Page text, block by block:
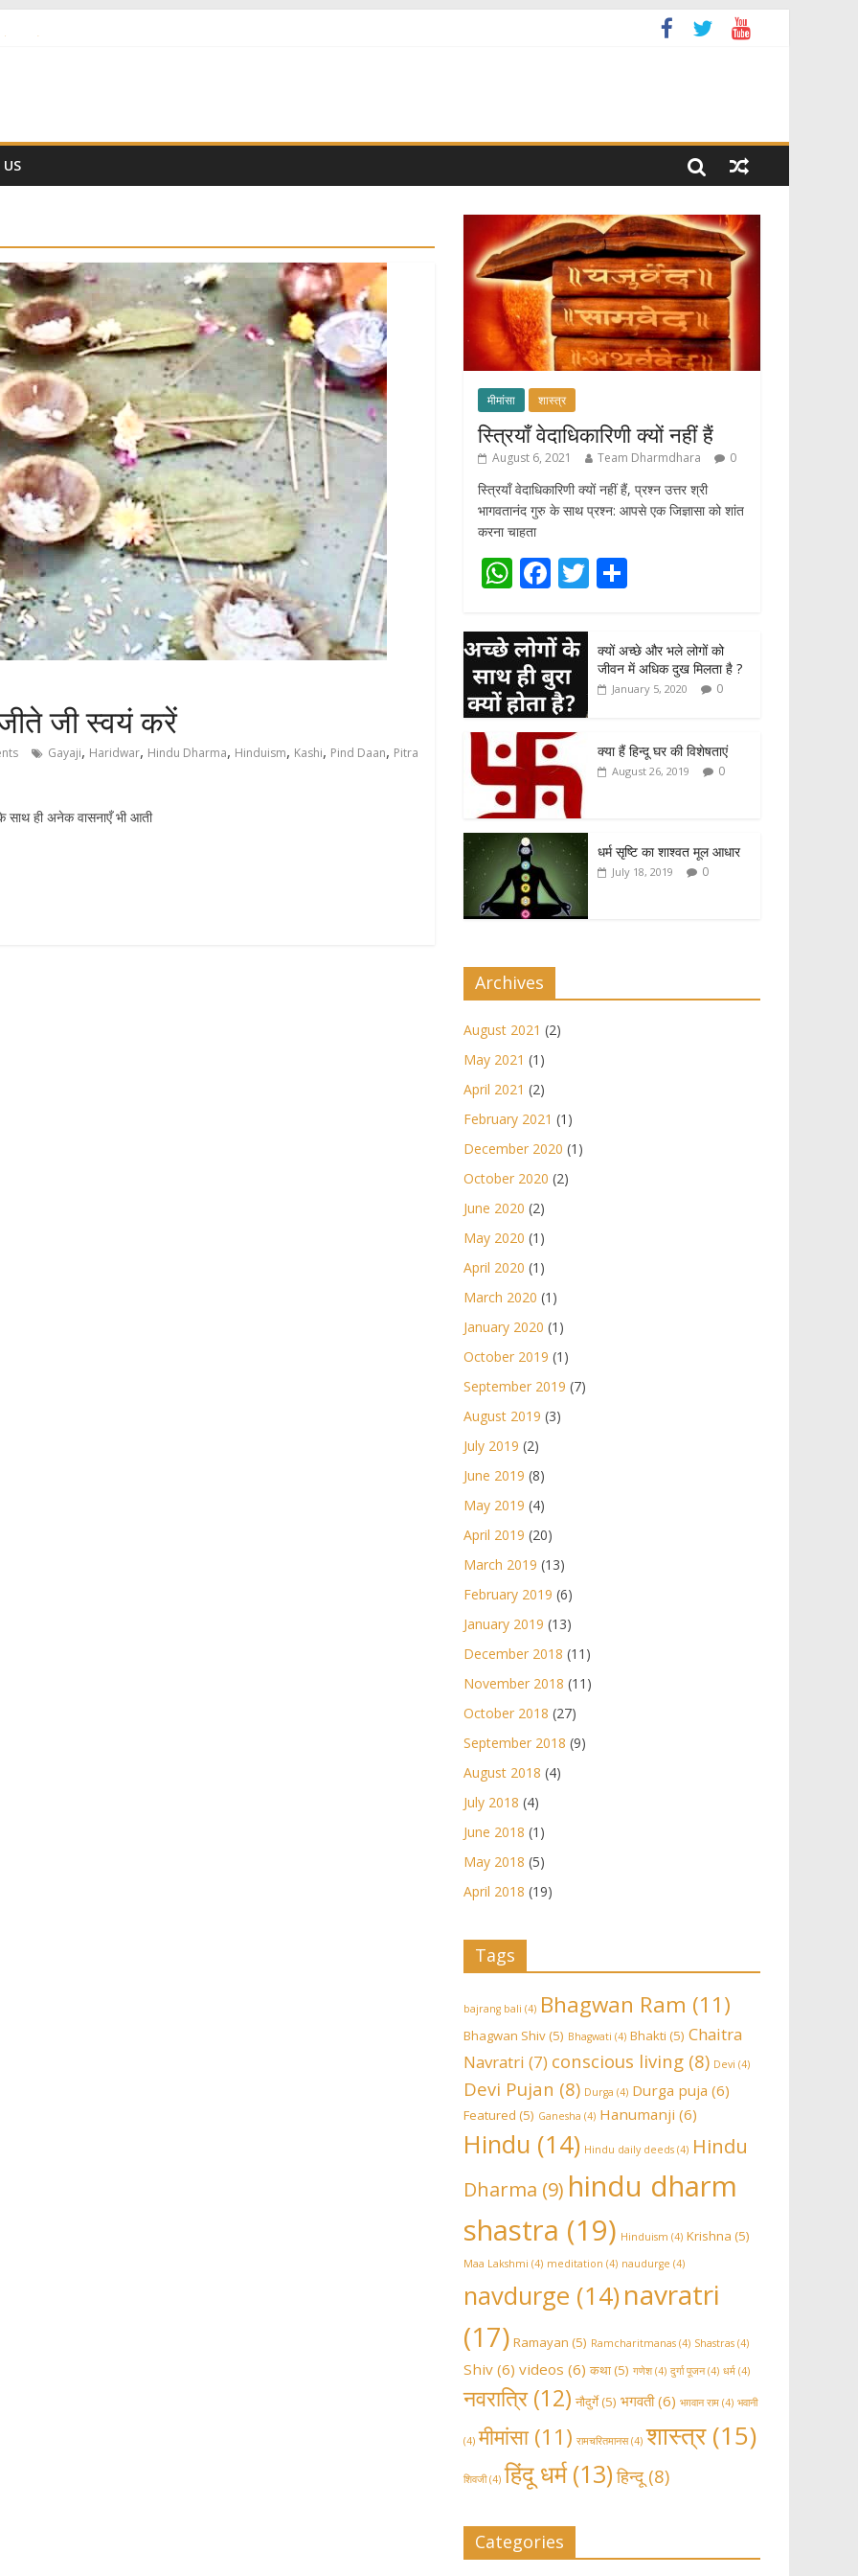
??
जी स्वयं करें
Gayaji, Haridwar, Hindu Dharma, Hinduism, Kashi, Pind Daan, Pitra
साथ ही अनेक वासनाएँ भी आती
मीमांसा शास्त्र
स्त्रियाँ वेदाधिकारिणी क्यों नहीं हैं
August 6, 2021 Team Dharmdhara 0
स्त्रियाँ वेदाधिकारिणी क्यों नहीं हैं, प्रश्न उत्तर श्री
भागवतानंद गुरु के साथ प्रश्न: आपसे एक जिज्ञासा को शांत
करना चाहता
W
at
s
A
p
p
F
e
b
o
o
k
T
itt
er
ar
e
क्यों अच्छे और भले लोगों को
जीवन में अधिक दुख मिलता है ?
January 5, 2020 0
क्या हैं हिन्दू घर की विशेषताएं
August 26, 2019 0
धर्म सृष्टि का शाश्वत मूल आधार
July 18, 2019 0
Archives
August 2021 (2)
May 2021 (1)
April 2021 (2)
February 2021 (1)
December 2020 (1)
October 2020 (2)
June 2020 (2)
May 2020 (1)
April 2020 (1)
March 2020 (1)
January 2020 (1)
October 2019 (1)
September 2019 (7)
August 2019 (3)
July 2019 (2)
June 2019 (8)
May 2019 (4)
April 2019 (20)
March 2019 (13)
February 2019 (6)
January 2019 (13)
December 2018 (11)
November 2018 (11)
October 2018 (27)
September 2018 (9)
August 2018 (4)
July 2018 (4)
June 2018 (1)
May 2018 (5)
April 2018 (19)
Tags
bajrang bali (4) Bhagwan Ram (11)
Bhagwan Shiv(5) Bhagwati (4) Bhakti (5) Chaitra
Navratri (7) conscious living (8) Devi (4)
Devi Pujan (8) Durga (4) Durga puja (6)
Featured (5) Ganesha (4) Hanumanji (6)
Hindu (14) Hindu daily deeds (4) Hindu
Dharma (9) hindu dharm
shastra (19) Hinduism (4) Krishna (5)
Maa Lakshmi (4) meditation (4) naudurge (4)
navdurge (14)navratri
(17) Ramayan (5) Ramcharitmanas (4) Shastras (4)
Shiv (6) videos (6) कथा(5) गणेश(4) दुर्गा पूजन(4) धर्म (4)
नवरात्रि(12) नौदुर्गे(5) भगवती(6) भग़वान राम (4) भवानी
(4) मीमांसा(11) रामचरितमानस(4) शास्त्र(15)
शिवजी(4) हिंदू धर्म(13) हिन्दू(8)
Categories